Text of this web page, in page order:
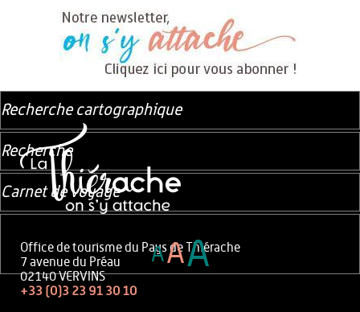
Office de tourisme du Pays de Thiérache
7 avenue du Préau
02140 VERVINS
+33 (0)3 23 91 30 10
Recherche cartographique
Recherche
Carnet de voyage
AAA